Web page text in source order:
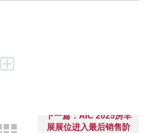
下一篇：AIC 2025房车
展展位进入最后销售阶